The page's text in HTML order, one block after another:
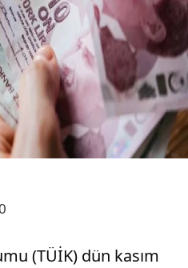
(TÜİK) dün kasım